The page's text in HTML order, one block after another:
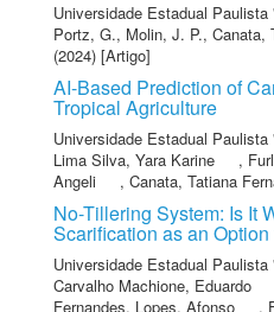
Universidade Estadual
Portz, G., Molin, J. P., Canata,
(2024) [Artigo]
AI-Based Prediction of
Tropical Agriculture
Universidade Estadual
Lima Silva, Yara Karine
,
Angeli
, Canata, Tatiana
No-Tillering System: Is It
Scarification as an Option
Universidade Estadual
Carvalho Machione, Eduardo
Fernandes, Lopes, Afonso ,